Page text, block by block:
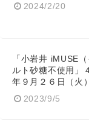
2024/2/20
「小岩井 iMUSE
ルト砂糖不使用」
年９月２６日（火
2023/9/5